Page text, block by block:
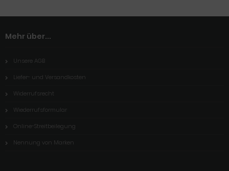
Mehr über...
Unsere AGB
Liefer- und Versandkosten
Widerrufsrecht
Wiederrufsformular
Online-Streitbeilegung
Nennung von Marken